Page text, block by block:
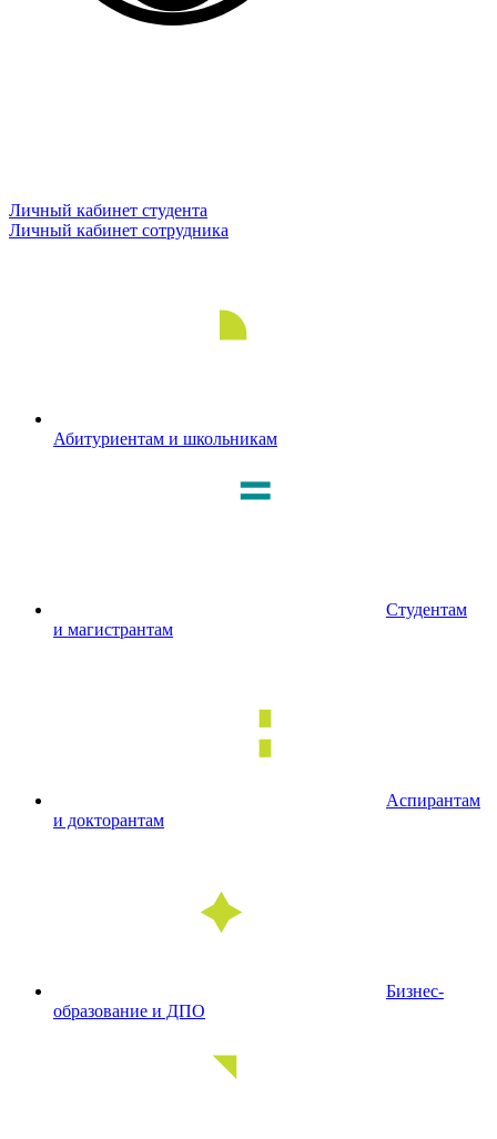
Личный кабинет студента
Личный кабинет сотрудника
Абитуриентам и школьникам
Студентам
и магистрантам
Аспирантам
и докторантам
Бизнес-
образование и ДПО